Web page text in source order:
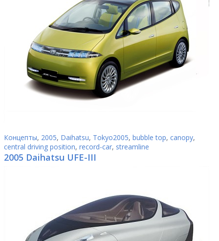
Концепты, 2005, Daihatsu, Tokyo2005, bubble top, canopy,
central driving position, record-car, streamline
2005 Daihatsu UFE-III